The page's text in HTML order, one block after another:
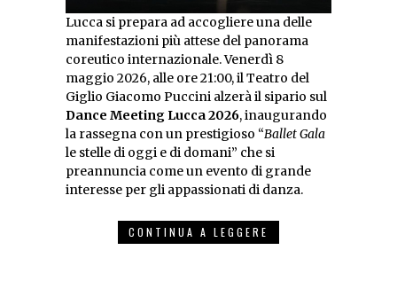
Lucca si prepara ad accogliere una delle
manifestazioni più attese del panorama
coreutico internazionale. Venerdì 8
maggio 2026, alle ore 21:00, il Teatro del
Giglio Giacomo Puccini alzerà il sipario sul
Dance Meeting Lucca 2026, inaugurando
la rassegna con un prestigioso “Ballet Gala
le stelle di oggi e di domani” che si
preannuncia come un evento di grande
interesse per gli appassionati di danza.
CONTINUA A LEGGERE